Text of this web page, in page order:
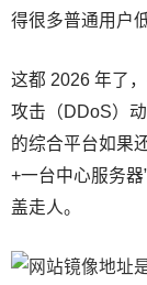
得很多普通用户
这都 2026 年了
攻击（DDoS）
的综合平台如果
+一台中心服务
盖走人。